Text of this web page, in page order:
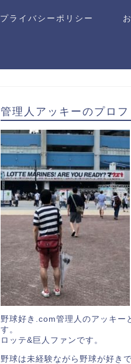
プライバシーポリシー
管理人アッキーのプロ
野球好き.com管理人のアッキー
す。
ロッテ&巨人ファンです。
野球は未経験ながら野球が好き